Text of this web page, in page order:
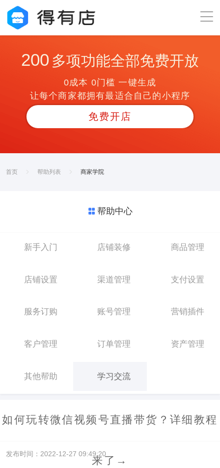
200 多项功能全部免费开放
0成本 0门槛 一键生成
让每个商家都拥有最适合自己的小程序
免费开店
首页 帮助列表 商家学院
帮助中心
新手入门 店铺装修 商品管理
店铺设置 渠道管理 支付设置
服务订购 账号管理 营销插件
客户管理 订单管理 资产管理
其他帮助 学习交流
如何玩转微信视频号直播带货？详细教程
来了→
发布时间：2022-12-27 09:49:20